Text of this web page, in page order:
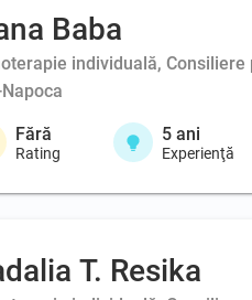
Baba
individuală, Consiliere
Fără
Rating
5 ani
Experienţă
T. Resika